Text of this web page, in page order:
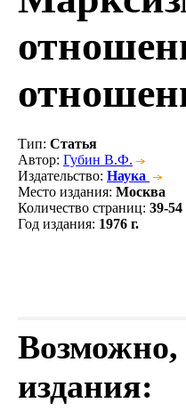
Тип: Статья
Автор: Губин В.Ф.
Издательство: Наука
Место издания: Москва
Количество страниц: 39-54
Год издания: 1976 г.
Возможно,
издания: